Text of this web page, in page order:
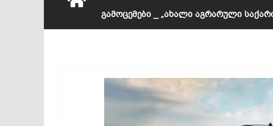
ᲒᲐᲛᲝᲪᲔᲛᲔᲑᲘ _ „ᲐᲮᲐᲚᲘ ᲐᲒᲠᲐᲠᲣᲚᲘ